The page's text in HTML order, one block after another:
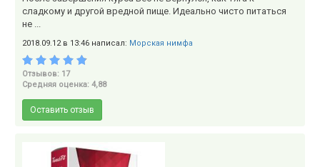
сладкому и другой вредной пище. Идеально чисто питаться
не ...
2018.09.12 в 13:46 написал: Морская нимфа
Отзывов: 17
Средняя оценка: 4,88
Оставить отзыв